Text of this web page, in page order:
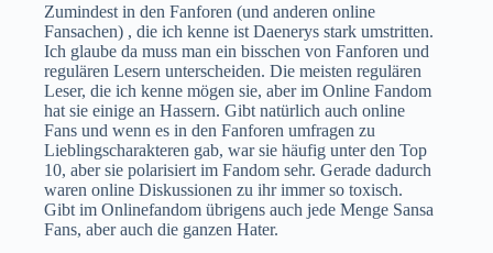
Zumindest in den Fanforen (und anderen online
Fansachen) , die ich kenne ist Daenerys stark umstritten.
Ich glaube da muss man ein bisschen von Fanforen und
regulären Lesern unterscheiden. Die meisten regulären
Leser, die ich kenne mögen sie, aber im Online Fandom
hat sie einige an Hassern. Gibt natürlich auch online
Fans und wenn es in den Fanforen umfragen zu
Lieblingscharakteren gab, war sie häufig unter den Top
10, aber sie polarisiert im Fandom sehr. Gerade dadurch
waren online Diskussionen zu ihr immer so toxisch.
Gibt im Onlinefandom übrigens auch jede Menge Sansa
Fans, aber auch die ganzen Hater.